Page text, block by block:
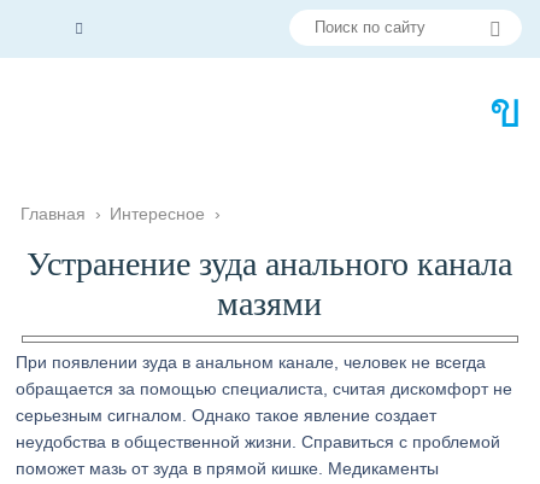
Главная › Интересное ›
Устранение зуда анального канала
мазями
При появлении зуда в анальном канале, человек не всегда
обращается за помощью специалиста, считая дискомфорт не
серьезным сигналом. Однако такое явление создает
неудобства в общественной жизни. Справиться с проблемой
поможет мазь от зуда в прямой кишке. Медикаменты